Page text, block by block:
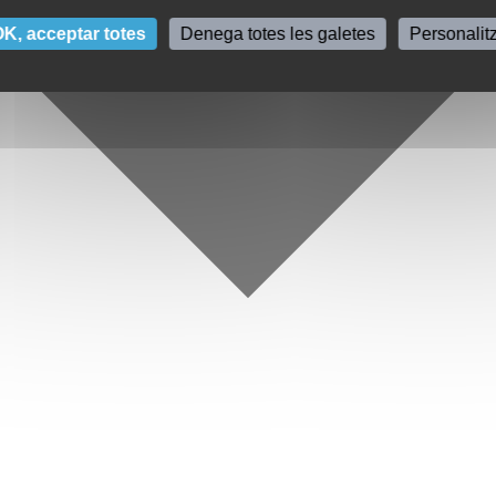
acceptar totes Denega totes les galetes